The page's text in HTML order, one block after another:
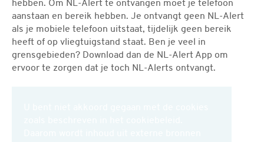
hebben. Om NL-Alert te ontvangen moet je telefoon
aanstaan en bereik hebben. Je ontvangt geen NL-Alert
als je mobiele telefoon uitstaat, tijdelijk geen bereik
heeft of op vliegtuigstand staat. Ben je veel in
grensgebieden? Download dan de NL-Alert App om
ervoor te zorgen dat je toch NL-Alerts ontvangt.